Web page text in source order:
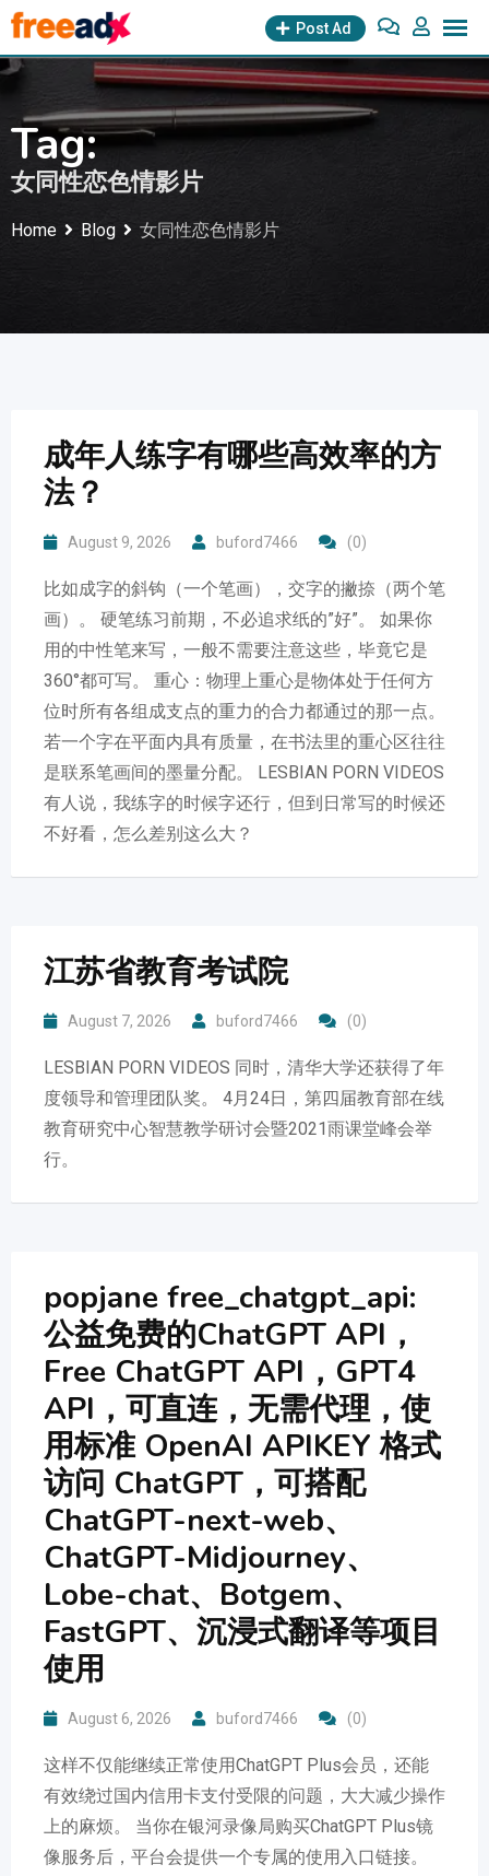
Skip
to
content
Post Ad
Tag:
女同性恋色情影片
Home Blog 女同性恋色情影片
成年人练字有哪些高效率的方
法？
August 9, 2026 buford7466 (0)
比如成字的斜钩（一个笔画），交字的撇捺（两个笔
画）。 硬笔练习前期，不必追求纸的”好”。 如果你
用的中性笔来写，一般不需要注意这些，毕竟它是
360°都可写。 重心：物理上重心是物体处于任何方
位时所有各组成支点的重力的合力都通过的那一点。
若一个字在平面内具有质量，在书法里的重心区往往
是联系笔画间的墨量分配。 LESBIAN PORN VIDEOS
有人说，我练字的时候字还行，但到日常写的时候还
不好看，怎么差别这么大？
江苏省教育考试院
August 7, 2026 buford7466 (0)
LESBIAN PORN VIDEOS 同时，清华大学还获得了年
度领导和管理团队奖。 4月24日，第四届教育部在线
教育研究中心智慧教学研讨会暨2021雨课堂峰会举
行。
popjane free_chatgpt_api:
公益免费的ChatGPT API，
Free ChatGPT API，GPT4
API，可直连，无需代理，使
用标准 OpenAI APIKEY 格式
访问 ChatGPT，可搭配
ChatGPT-next-web、
ChatGPT-Midjourney、
Lobe-chat、Botgem、
FastGPT、沉浸式翻译等项目
使用
August 6, 2026 buford7466 (0)
这样不仅能继续正常使用ChatGPT Plus会员，还能
有效绕过国内信用卡支付受限的问题，大大减少操作
上的麻烦。 当你在银河录像局购买ChatGPT Plus镜
像服务后，平台会提供一个专属的使用入口链接。